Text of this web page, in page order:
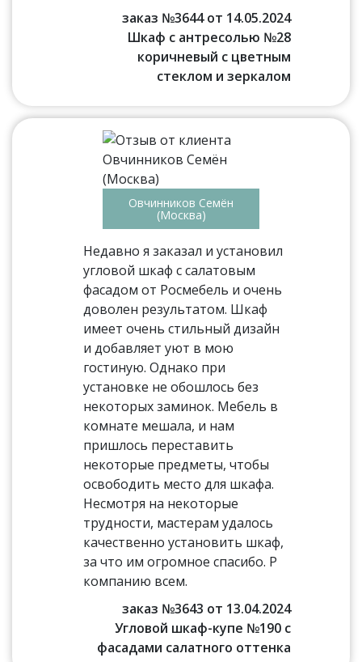
заказ №3644 от 14.05.2024
Шкаф с антресолью №28
коричневый с цветным
стеклом и зеркалом
Овчинников Семён
(Москва)
Недавно я заказал и установил
угловой шкаф с салатовым
фасадом от Росмебель и очень
доволен результатом. Шкаф
имеет очень стильный дизайн
и добавляет уют в мою
гостиную. Однако при
установке не обошлось без
некоторых заминок. Мебель в
комнате мешала, и нам
пришлось переставить
некоторые предметы, чтобы
освободить место для шкафа.
Несмотря на некоторые
трудности, мастерам удалось
качественно установить шкаф,
за что им огромное спасибо. Р
компанию всем.
заказ №3643 от 13.04.2024
Угловой шкаф-купе №190 с
фасадами салатного оттенка